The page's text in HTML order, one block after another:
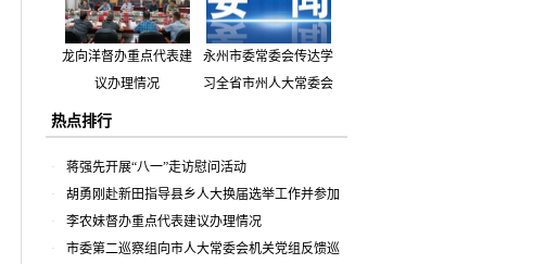
龙向洋督办重点代表建
议办理情况
永州市委常委会传达学
习全省市州人大常委会
关精神 专题听取省人
大常委会执法检查组到
永州开展大气污染防治
相关法律法规执法检查
情况汇报
热点排行
蒋强先开展“八一”走访慰问活动
胡勇刚赴新田指导县乡人大换届选举工作并参加
市人大代表小组主题活动
李农妹督办重点代表建议办理情况
市委第二巡察组向市人大常委会机关党组反馈巡